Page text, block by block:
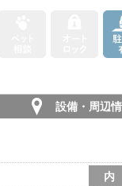
設備・周辺
内